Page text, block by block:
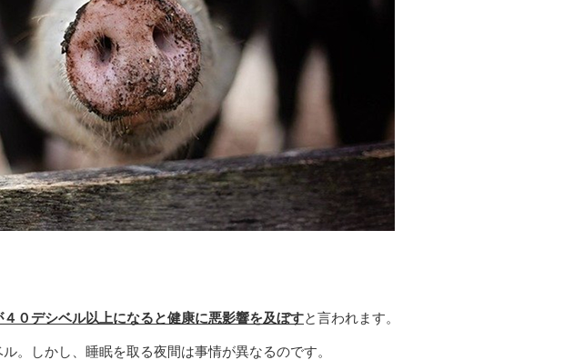
０デシベル以上になると健康に悪影響を及ぼすと言われます。
。しかし、睡眠を取る夜間は事情が異なるのです。